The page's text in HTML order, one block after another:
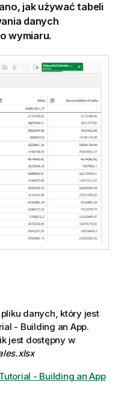
jak używać tabeli
danych
wymiaru.
danych, który jest
- Building an App.
jest dostępny w
Tutorial - Building an App